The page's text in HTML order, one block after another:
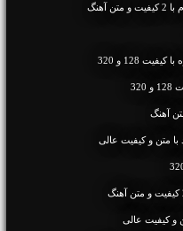
128 و 320
آهنگ
متن و کیفیت عالی
و کیفیت عالی